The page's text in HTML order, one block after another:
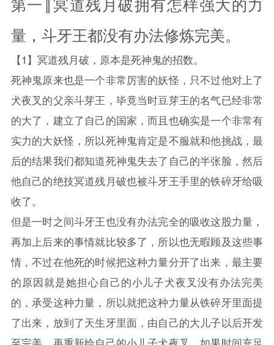
量，斗牙王都没有办法修炼完美。
【1】冥道残月破，原本是死神鬼的招数。
死神鬼原来也是一个非常厉害的妖怪，只不过他对上了
犬夜叉的父亲斗芽王，毕竟当时豆芽王的名气已经非常
的大了，建立了自己的国家，而且也确实是一个非常有
实力的大妖怪，所以死神鬼肯定是不服就和他挑战，最
后的结果我们都知道死神鬼失去了自己的半张脸，然后
他自己的绝技冥道残月破也被斗牙王手里的铁碎牙给吸
收了。
但是一时之间斗牙王也没有办法完全的吸收这股力量，
再加上后来的事情就比较多了，所以也无暇顾及这些事
情，不过在他死的时候把这种力量分开了出来，最主要
的原因就是她担心自己的小儿子犬夜叉没有办法完美
的，承受这种力量，所以就把这种力量从铁碎牙里面提
了出来，放到了天生牙里面，由自己的大儿子以后开发